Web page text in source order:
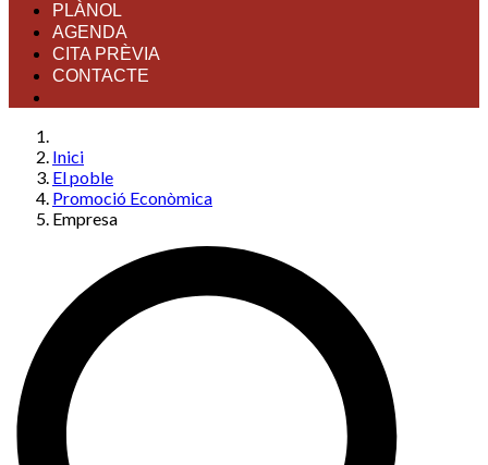
PLÀNOL
AGENDA
CITA PRÈVIA
CONTACTE
Inici
El poble
Promoció Econòmica
Empresa